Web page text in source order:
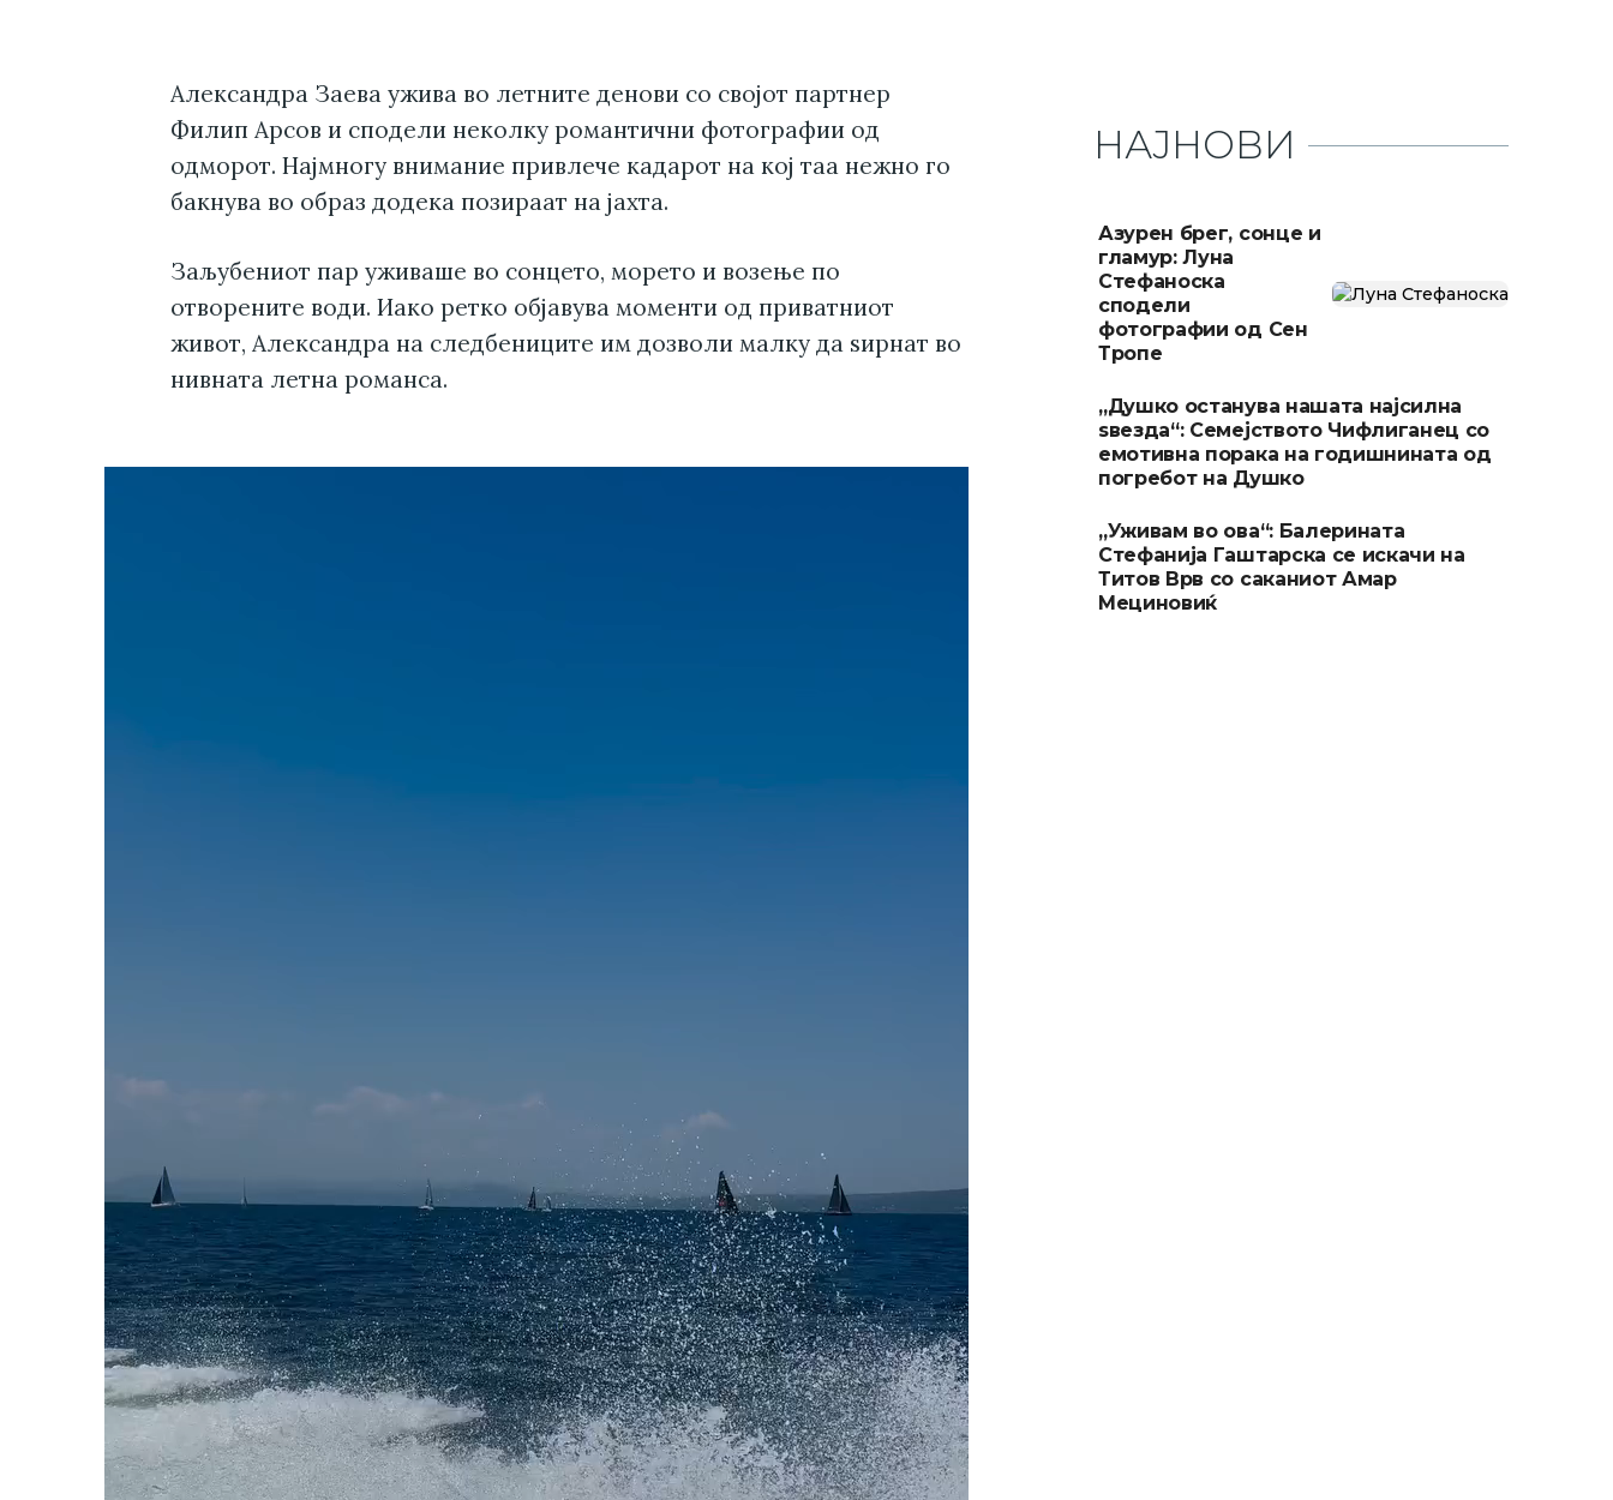
Александра Заева ужива во летните денови со својот партнер
Филип Арсов и сподели неколку романтични фотографии од
одморот. Најмногу внимание привлече кадарот на кој таа нежно го
бакнува во образ додека позираат на јахта.
Заљубениот пар уживаше во сонцето, морето и возење по
отворените води. Иако ретко објавува моменти од приватниот
живот, Александра на следбениците им дозволи малку да ѕирнат во
нивната летна романса.
НАЈНОВИ
Азурен брег, сонце и
гламур: Луна
Стефаноска
сподели
фотографии од Сен
Тропе
„Душко останува нашата најсилна
ѕвезда“: Семејството Чифлиганец со
емотивна порака на годишнината од
погребот на Душко
„Уживам во ова“: Балерината
Стефанија Гаштарска се искачи на
Титов Врв со саканиот Амар
Мециновиќ